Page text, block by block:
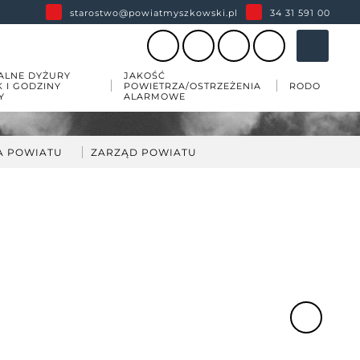
starostwo@powiatmyszkowski.pl 34 31 591 00
DYŻURY
I GODZINY
JAKOŚĆ
POWIETRZA/OSTRZEŻENIA
ALARMOWE
RODO
POWIATU ZARZĄD POWIATU